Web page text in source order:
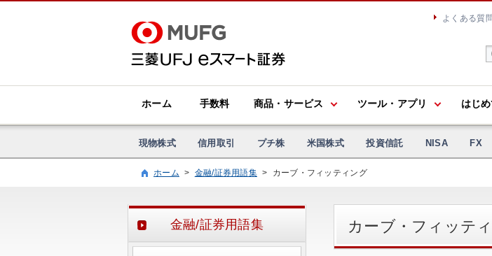
よくある質
ホーム 手数料 商品・サービス ツール・アプリ はじ
現物株式 信用取引 プチ株 米国株式 投資信託 NISA FX
ホーム > 金融/証券用語集 > カーブ・フィッティング
カーブ・フィッテ
金融/証券用語集